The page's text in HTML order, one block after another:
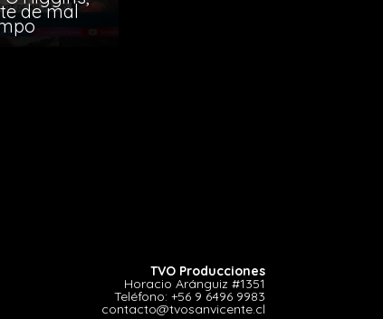
de mal
TVO Producciones
Horacio Aránguiz #1351
Teléfono: +56 9 6496 9983
contacto@tvosanvicente.cl